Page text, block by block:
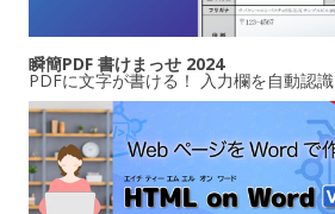
瞬簡PDF 書けまっせ 2024
PDFに文字が書ける！ 入力欄を自動認識